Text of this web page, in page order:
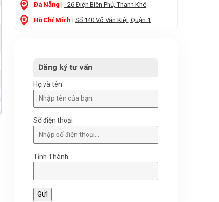
Đà Nẵng | 126 Điện Biên Phủ, Thanh Khê
Hồ Chí Minh | Số 140 Võ Văn Kiệt, Quận 1
Đăng ký tư vấn
Họ và tên
Số điện thoại
Tỉnh Thành